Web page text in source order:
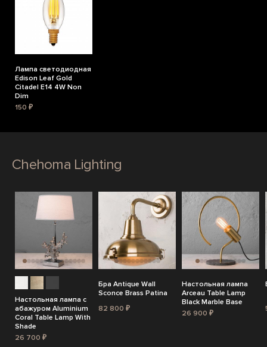
Лампа светодиодная
Edison Leaf Gold
Citadel E14 4W Non
Dim
150 ₽
Chehoma Lighting
Настольная лампа с
абажуром Aluminium
Coral Table Lamp With
Shade
26 700 ₽
Бра Antique Wall
Sconce Brass Patina
82 800 ₽
Настольная лампа
Arceau Table Lamp
Black Marble Base
26 900 ₽